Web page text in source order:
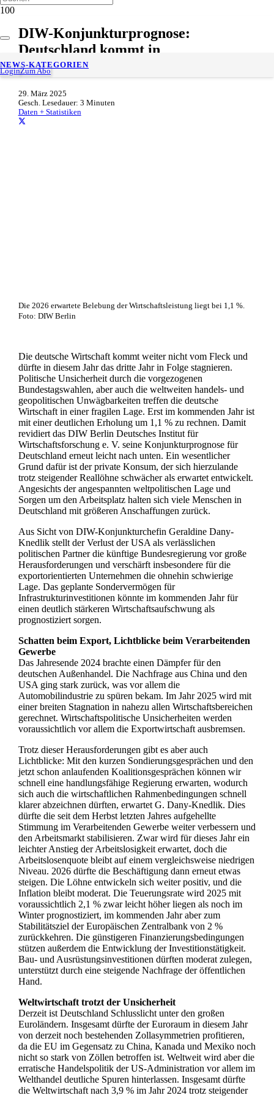
LoginZum Abo
NEWS-KATEGORIEN
DIW-Konjunkturprognose:
Deutschland kommt in
Trippelschritten aus der Stagnation
29. März 2025
Gesch. Lesedauer: 3 Minuten
Daten + Statistiken
Die 2026 erwartete Belebung der Wirtschaftsleistung liegt bei 1,1 %.
Foto: DIW Berlin
Die deutsche Wirtschaft kommt weiter nicht vom Fleck und
dürfte in diesem Jahr das dritte Jahr in Folge stagnieren.
Politische Unsicherheit durch die vorgezogenen
Bundestagswahlen, aber auch die weltweiten handels- und
geopolitischen Unwägbarkeiten treffen die deutsche
Wirtschaft in einer fragilen Lage. Erst im kommenden Jahr ist
mit einer deutlichen Erholung um 1,1 % zu rechnen. Damit
revidiert das DIW Berlin Deutsches Institut für
Wirtschaftsforschung e. V. seine Konjunkturprognose für
Deutschland erneut leicht nach unten. Ein wesentlicher
Grund dafür ist der private Konsum, der sich hierzulande
trotz steigender Reallöhne schwächer als erwartet entwickelt.
Angesichts der angespannten weltpolitischen Lage und
Sorgen um den Arbeitsplatz halten sich viele Menschen in
Deutschland mit größeren Anschaffungen zurück.
Aus Sicht von DIW-Konjunkturchefin Geraldine Dany-
Knedlik stellt der Verlust der USA als verlässlichen
politischen Partner die künftige Bundesregierung vor große
Herausforderungen und verschärft insbesondere für die
exportorientierten Unternehmen die ohnehin schwierige
Lage. Das geplante Sondervermögen für
Infrastrukturinvestitionen könnte im kommenden Jahr für
einen deutlich stärkeren Wirtschaftsaufschwung als
prognostiziert sorgen.
Schatten beim Export, Lichtblicke beim Verarbeitenden
Gewerbe
Das Jahresende 2024 brachte einen Dämpfer für den
deutschen Außenhandel. Die Nachfrage aus China und den
USA ging stark zurück, was vor allem die
Automobilindustrie zu spüren bekam. Im Jahr 2025 wird mit
einer breiten Stagnation in nahezu allen Wirtschaftsbereichen
gerechnet. Wirtschaftspolitische Unsicherheiten werden
voraussichtlich vor allem die Exportwirtschaft ausbremsen.
Trotz dieser Herausforderungen gibt es aber auch
Lichtblicke: Mit den kurzen Sondierungsgesprächen und den
jetzt schon anlaufenden Koalitionsgesprächen können wir
schnell eine handlungsfähige Regierung erwarten, wodurch
sich auch die wirtschaftlichen Rahmenbedingungen schnell
klarer abzeichnen dürften, erwartet G. Dany-Knedlik. Dies
dürfte die seit dem Herbst letzten Jahres aufgehellte
Stimmung im Verarbeitenden Gewerbe weiter verbessern und
den Arbeitsmarkt stabilisieren. Zwar wird für dieses Jahr ein
leichter Anstieg der Arbeitslosigkeit erwartet, doch die
Arbeitslosenquote bleibt auf einem vergleichsweise niedrigen
Niveau. 2026 dürfte die Beschäftigung dann erneut etwas
steigen. Die Löhne entwickeln sich weiter positiv, und die
Inflation bleibt moderat. Die Teuerungsrate wird 2025 mit
voraussichtlich 2,1 % zwar leicht höher liegen als noch im
Winter prognostiziert, im kommenden Jahr aber zum
Stabilitätsziel der Europäischen Zentralbank von 2 %
zurückkehren. Die günstigeren Finanzierungsbedingungen
stützen außerdem die Entwicklung der Investitionstätigkeit.
Bau- und Ausrüstungsinvestitionen dürften moderat zulegen,
unterstützt durch eine steigende Nachfrage der öffentlichen
Hand.
Weltwirtschaft trotzt der Unsicherheit
Derzeit ist Deutschland Schlusslicht unter den großen
Euroländern. Insgesamt dürfte der Euroraum in diesem Jahr
von derzeit noch bestehenden Zollasymmetrien profitieren,
da die EU im Gegensatz zu China, Kanada und Mexiko noch
nicht so stark von Zöllen betroffen ist. Weltweit wird aber die
erratische Handelspolitik der US-Administration vor allem im
Welthandel deutliche Spuren hinterlassen. Insgesamt dürfte
die Weltwirtschaft nach 3,9 % im Jahr 2024 trotz steigender